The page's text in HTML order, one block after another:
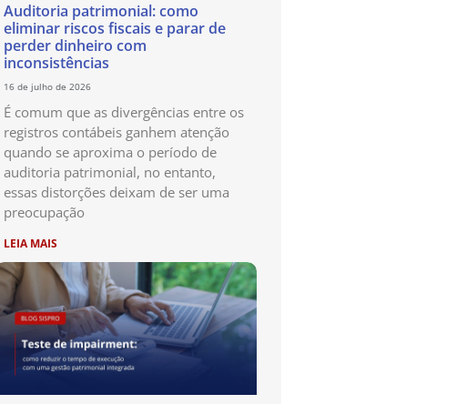
Auditoria patrimonial: como
eliminar riscos fiscais e parar de
perder dinheiro com
inconsistências
16 de julho de 2026
É comum que as divergências entre os
registros contábeis ganhem atenção
quando se aproxima o período de
auditoria patrimonial, no entanto,
essas distorções deixam de ser uma
preocupação
LEIA MAIS